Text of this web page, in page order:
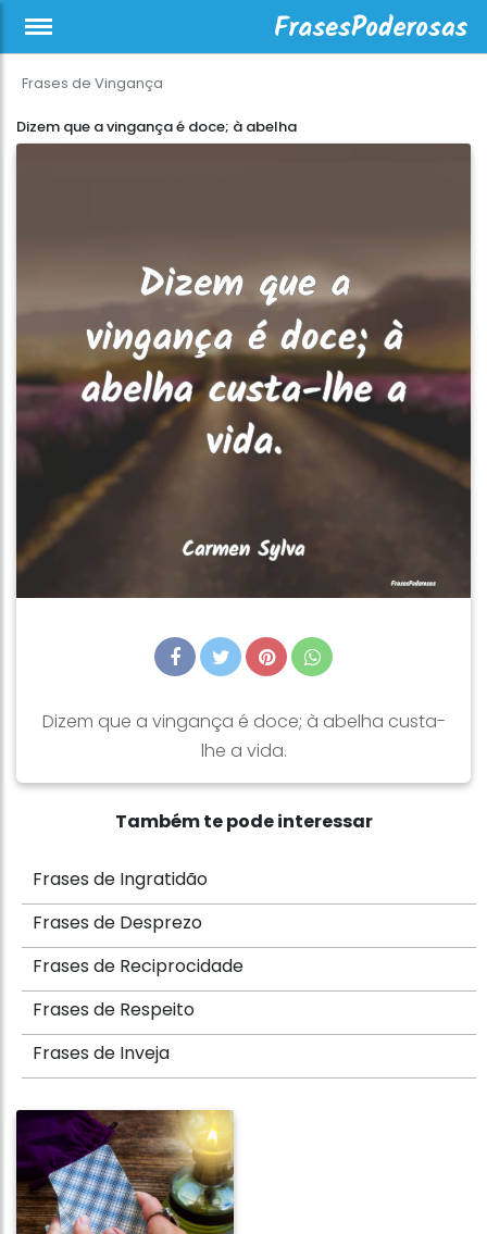
Frases de Vingança
Dizem que a vingança é doce; à abelha
Dizem que a vingança é doce; à abelha custa-
lhe a vida.
Também te pode interessar
Frases de Ingratidão
Frases de Desprezo
Frases de Reciprocidade
Frases de Respeito
Frases de Inveja